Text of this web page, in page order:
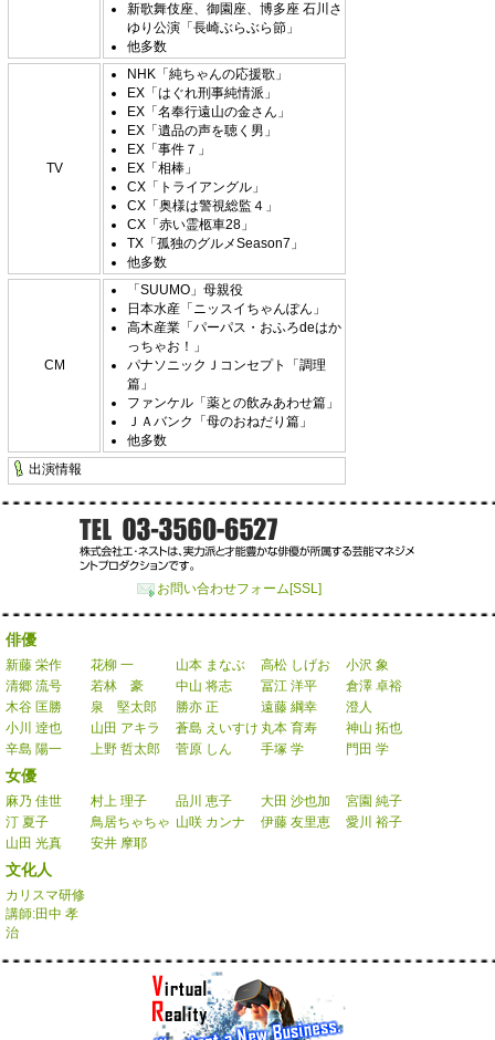
新歌舞伎座、御園座、博多座 石川さ
ゆり公演「長崎ぶらぶら節」
他多数
TV
NHK「純ちゃんの応援歌」
EX「はぐれ刑事純情派」
EX「名奉行遠山の金さん」
EX「遺品の声を聴く男」
EX「事件７」
EX「相棒」
CX「トライアングル」
CX「奥様は警視総監４」
CX「赤い霊柩車28」
TX「孤独のグルメSeason7」
他多数
CM
「SUUMO」母親役
日本水産「ニッスイちゃんぽん」
高木産業「パーパス・おふろdeはか
っちゃお！」
パナソニックＪコンセプト「調理
篇」
ファンケル「薬との飲みあわせ篇」
ＪＡバンク「母のおねだり篇」
他多数
出演情報
お問い合わせフォーム[SSL]
俳優
新藤 栄作 花柳 一 山本 まなぶ 高松 しげお
小沢 象
清郷 流号
若林 豪 中山 将志 冨江 洋平
倉澤 卓裕
木谷 匡勝
泉 堅太郎 勝亦 正 遠藤 綱幸
澄人
小川 逹也
山田 アキラ 蒼島 えいすけ 丸本 育寿
神山 拓也
辛島 陽一
上野 哲太郎 菅原 しん 手塚 学 門田 学
女優
麻乃 佳世 村上 理子 品川 恵子 大田 沙也加
宮園 純子
汀 夏子
鳥居ちゃちゃ 山咲 カンナ 伊藤 友里恵
愛川 裕子
山田 光真
安井 摩耶
文化人
カリスマ研修
講師:田中 孝
治